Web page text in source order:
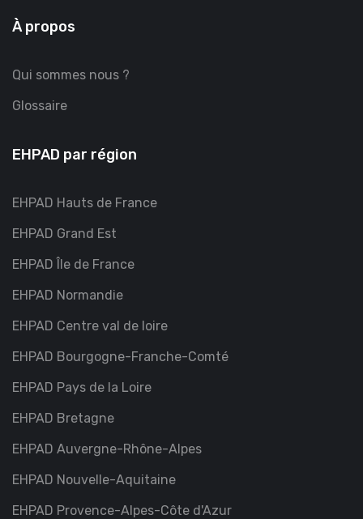
À propos
Qui sommes nous ?
Glossaire
EHPAD par région
EHPAD Hauts de France
EHPAD Grand Est
EHPAD Île de France
EHPAD Normandie
EHPAD Centre val de loire
EHPAD Bourgogne-Franche-Comté
EHPAD Pays de la Loire
EHPAD Bretagne
EHPAD Auvergne-Rhône-Alpes
EHPAD Nouvelle-Aquitaine
EHPAD Provence-Alpes-Côte d'Azur